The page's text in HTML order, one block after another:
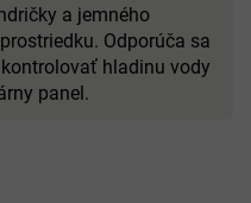
a jemného
Odporúča sa
hladinu vody
panel.